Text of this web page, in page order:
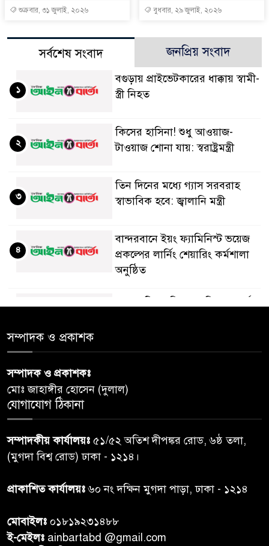
শুক্রবার, ৩১ জুলাই, ২০২৬ বুধবার, ২৯ জুলাই, ২০২৬
সর্বশেষ সংবাদ জনপ্রিয় সংবাদ
বগুড়ায় প্রাইভেটকারের ধাক্কায় স্বামী-
স্ত্রী নিহত
১
কিসের হাসিনা! শুধু আওয়াজ-
টাওয়াজ শোনা যায়: স্বরাষ্ট্রমন্ত্রী
২
তিন দিনের মধ্যে গ্যাস সরবরাহ
স্বাভাবিক হবে: জ্বালানি মন্ত্রী
৩
বান্দরবানে ইয়ং ফ্যামিনিস্ট ভয়েজ
প্রকল্পের লার্নিং শেয়ারিং কর্মশালা
অনুষ্ঠিত
৪
পেশ
৬
তদন্ত শেষ পর্যায়ে, দ্রুত চার্জশিট
৭
রাতের মধ্যে ঢাকাসহ ১০ অঞ্চলে
ঝড়বৃষ্টির পূর্বাভাস
৮
প্রধানমন্ত্রীর সঙ্গে দেখা করে স্বপ্নপূরণ
সম্পাদক ও প্রকাশক
সম্পাদক ও প্রকাশকঃ
মোঃ জাহাঙ্গীর হোসেন (দুলাল)
যোগাযোগ ঠিকানা
সম্পাদকীয় কার্যালয়ঃ ৫১/৫২ অতিশ দীপঙ্কর রোড, ৬ষ্ঠ তলা,
(মুগদা বিশ্ব রোড) ঢাকা - ১২১৪।
প্রাকাশিত কার্যালয়ঃ৬০ নং দক্ষিন মুগদা পাড়া, ঢাকা - ১২১৪
মোবাইলঃ ০১৮১৯২৩১৪৮৮
ই-মেইলঃ ainbartabd @gmail.com